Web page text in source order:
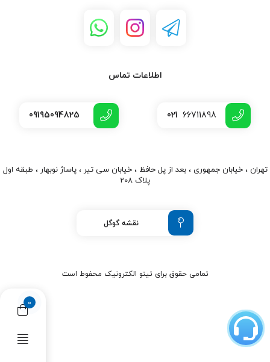
0
اطلاعات تماس
021 66711898
09195094825
تهران ، خیابان جمهوری ، بعد از پل حافظ ، خیابان سی تیر ، پاساژ نوبهار ، طبقه اول
پلاک 208
نقشه گوگل
تمامی حقوق برای تینو الکترونیک محفوط است